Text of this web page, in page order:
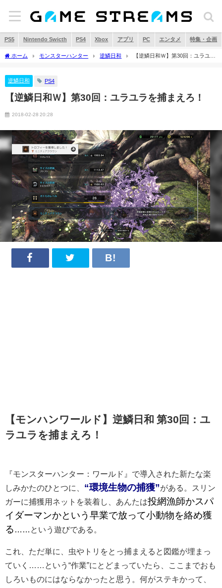
PS5 Nintendo Swicth PS4 Xbox アプリ PC エンタメ 特集・企画
ホーム モンスターハンター 逆鱗日和
【逆鱗日和Ｗ】第30回：ユラユラ
逆鱗日和 PS4
【逆鱗日和Ｗ】第30回：ユラユラを捕まえろ！
2018-02-28 20:28
【モンハンワールド】逆鱗日和 第30回：ユ
ラユラを捕まえろ！
『モンスターハンター：ワールド』で導入された新たな楽
しみかたのひとつに、 “環境生物の捕獲”がある。スリン
ガーに捕獲用ネットを装着し、あんたは投網漁師かスパ
イダーマンかという早業で放って小動物を絡め獲
る
という遊びである。
これ、ただ単に、虫やトリをとっ捕まえると図鑑が埋まっ
ていく……という“作業”にとどまっていたら、ここまでおも
しろいものにはならなかったと思う。何がステキかって、